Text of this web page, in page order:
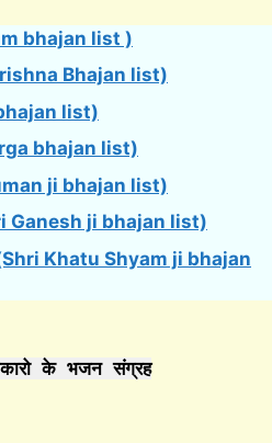
bhajan list )
Bhajan list)
list)
bhajan list)
ji bhajan list)
Ganesh ji bhajan list)
(Shri Khatu Shyam ji bhajan
के भजन संग्रह